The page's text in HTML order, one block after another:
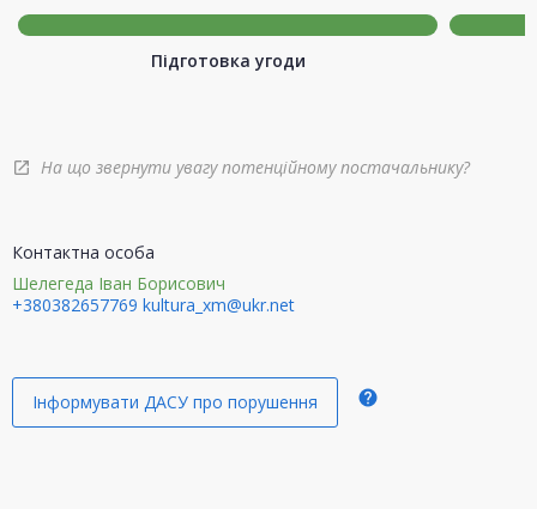
Підготовка угоди
open_in_new На що звернути увагу потенційному постачальнику?
Контактна особа
Шелегеда Іван Борисович
+380382657769 kultura_xm@ukr.net
Інформувати ДАСУ про порушення help